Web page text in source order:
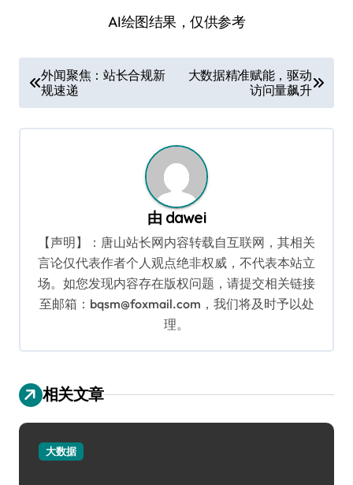
AI绘图结果，仅供参考
章
导
外闻聚焦：站长合规新
规速递
大数据精准赋能，驱动
访问量飙升
由 dawei
【声明】：唐山站长网内容转载自互联网，其相关
言论仅代表作者个人观点绝非权威，不代表本站立
场。如您发现内容存在版权问题，请提交相关链接
至邮箱：bqsm@foxmail.com，我们将及时予以处
理。
相关文章
大数据